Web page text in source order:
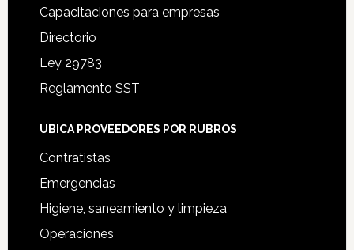
Capacitaciones para empresas
Directorio
Ley 29783
Reglamento SST
UBICA PROVEEDORES POR RUBROS
Contratistas
Emergencias
Higiene, saneamiento y limpieza
Operaciones